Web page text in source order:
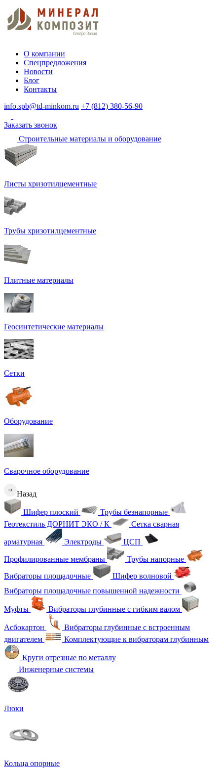
О компании
Спецпредложения
Новости
Блог
Контакты
info.spb@td-minkom.ru +7 (812) 380-56-90
Заказать звонок
Строительные материалы и оборудование
Листы хризотилцементные
Трубы хризотилцементные
Плитные материалы
Геосинтетические материалы
Сетки
Оборудование
Сварочное оборудование
Назад
Шифер плоский
Трубы безнапорные
Геотекстиль ДОРНИТ ЭКО / К
Сетка сварная
арматурная Электроды ЦСП
Профилированные мембраны
Трубы напорные
Вибраторы площадочные
Шифер волновой
Вибраторы площадочные повышенной надежности
Муфты Вибраторы глубинные с гибким валом
Асбокартон
Вибраторы глубинные с встроенным
двигателем
Комплектующие к вибраторам глубинным
Круги отрезные по металлу
Инженерные системы
Люки
Кольца опорные